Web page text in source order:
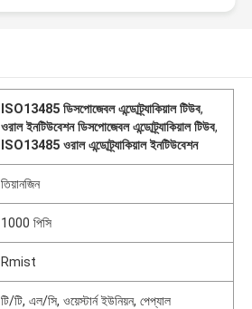
ISO13485 ডিসপোজেবল এন্ডোট্র্যাকিয়াল টিউব,
ওরাল ইনটিউবেশন ডিসপোজেবল এন্ডোট্র্যাকিয়াল টিউব,
ISO13485 ওরাল এন্ডোট্র্যাকিয়াল ইনটিউবেশন
তিয়ানজিন
1000 পিসি
Rmist
টি/টি, এল/সি, ওয়েস্টার্ন ইউনিয়ন, পেপ্যাল